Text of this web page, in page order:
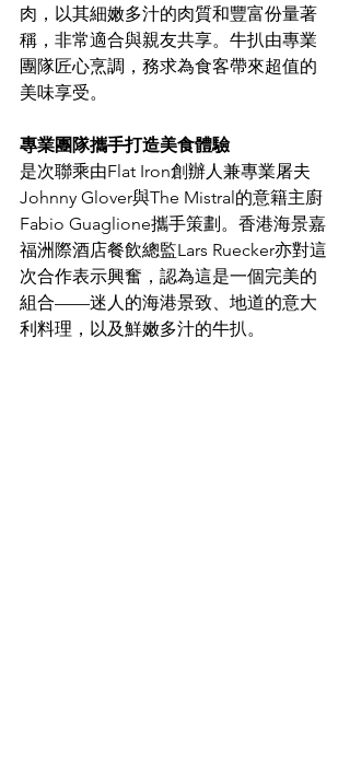
肉，以其細嫩多汁的肉質和豐富份量著
稱，非常適合與親友共享。牛扒由專業
團隊匠心烹調，務求為食客帶來超值的
美味享受。
專業團隊攜手打造美食體驗
是次聯乘由Flat Iron創辦人兼專業屠夫
Johnny Glover與The Mistral的意籍主廚
Fabio Guaglione攜手策劃。香港海景嘉
福洲際酒店餐飲總監Lars Ruecker亦對這
次合作表示興奮，認為這是一個完美的
組合——迷人的海港景致、地道的意大
利料理，以及鮮嫩多汁的牛扒。